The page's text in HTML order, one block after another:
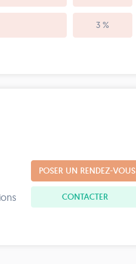
3 %
POSER UN RENDEZ-VOUS
CONTACTER